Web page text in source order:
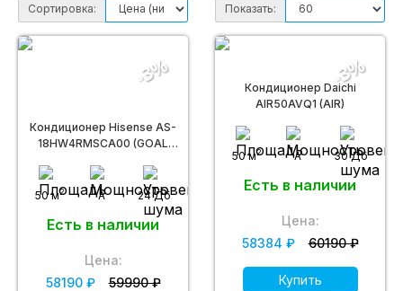
Сортировка: Показать:
Кондиционер Hisense AS-
18HW4RMSCA00 (GOAL
50 м2 A 24 Дб
Есть в наличии
-3%
Цена:
58190 ₽
59990 ₽
Кондиционер Daichi
AIR50AVQ1 (AIR)
50 м2 A 30 Дб
Есть в наличии
-3%
Цена:
58384 ₽
60190 ₽
Купить